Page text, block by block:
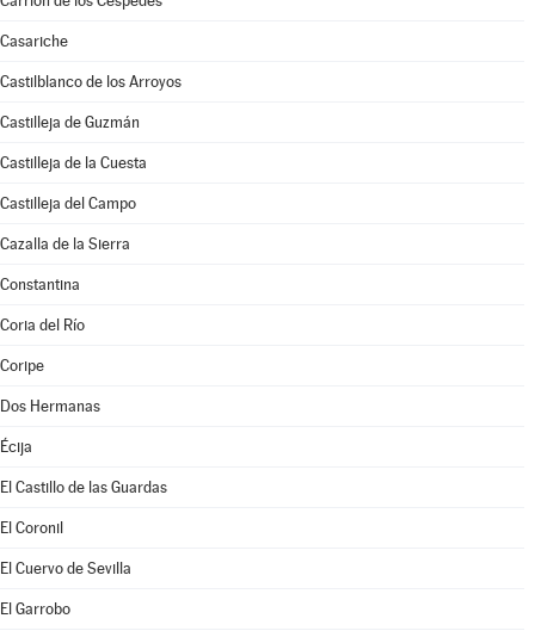
Casariche
Castilblanco de los Arroyos
Castilleja de Guzmán
Castilleja de la Cuesta
Castilleja del Campo
Cazalla de la Sierra
Constantina
Coria del Río
Coripe
Dos Hermanas
Écija
El Castillo de las Guardas
El Coronil
El Cuervo de Sevilla
El Garrobo